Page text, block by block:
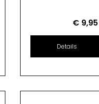
€ 9,95
Details